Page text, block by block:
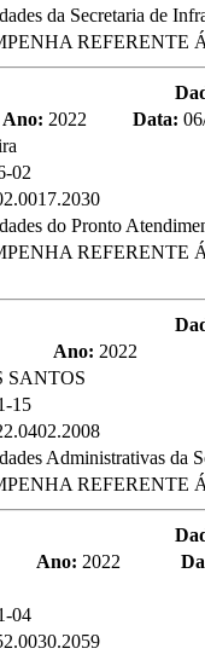
da Secretaria de
Ano: 2022 Data:
02
do Pronto
Ano: 2022
SANTOS
15
Administrativas da
Ano: 2022
04